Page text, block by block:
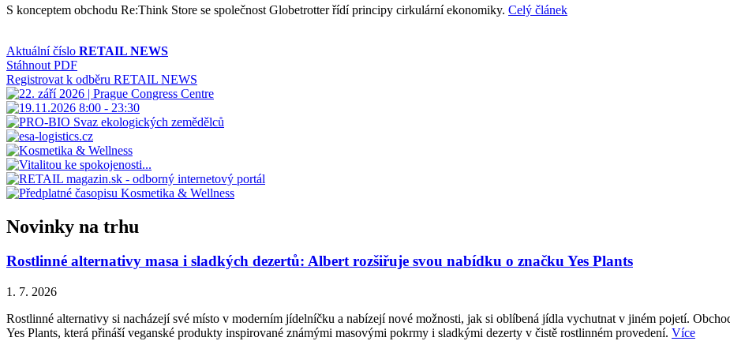
S konceptem obchodu Re:Think Store se společnost Globetrotter řídí principy cirkulární ekonomiky. Celý článek
Aktuální číslo RETAIL NEWS
Stáhnout PDF
Registrovat k odběru RETAIL NEWS
Novinky na trhu
Rostlinné alternativy masa i sladkých dezertů: Albert rozšiřuje svou nabídku o značku Yes Plants
1. 7. 2026
Rostlinné alternativy si nacházejí své místo v moderním jídelníčku a nabízejí nové možnosti, jak si oblíbená jídla vychutnat v jiném pojetí.
Yes Plants, která přináší veganské produkty inspirované známými masovými pokrmy i sladkými dezerty v čistě rostlinném provedení. Více